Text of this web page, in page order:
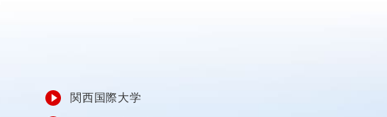
関西国際大学